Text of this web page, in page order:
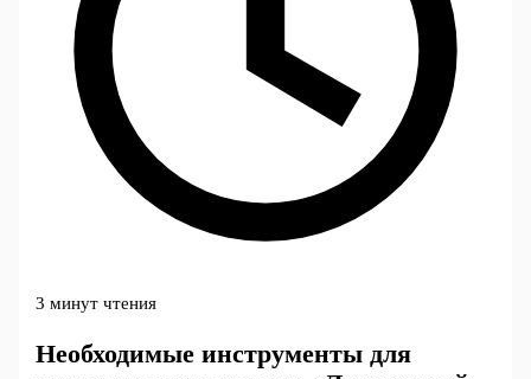
3 минут чтения
Необходимые инструменты для